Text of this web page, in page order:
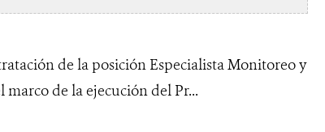
de la posición Especialista Monitoreo y
marco de la ejecución del Pr...